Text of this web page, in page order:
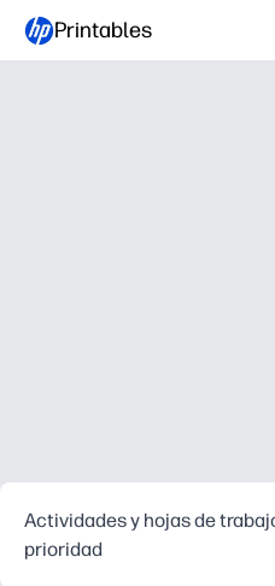
Printables
Actividades y hojas de
prioridad